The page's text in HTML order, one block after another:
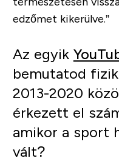
edzőmet kikerülve.”
Az egyik
bemutatod
2013-2020
érkezett el
amikor a sport
vált?